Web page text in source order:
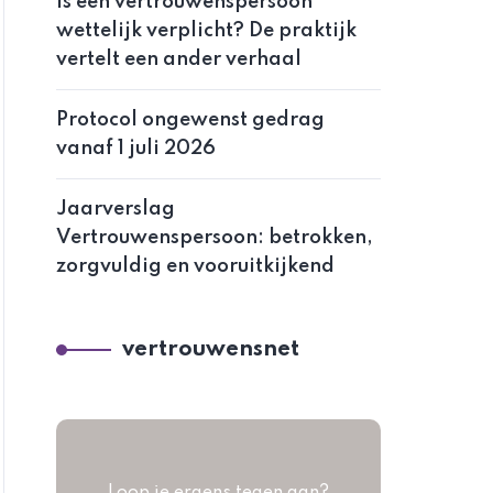
wettelijk verplicht? De praktijk
vertelt een ander verhaal
Protocol ongewenst gedrag
vanaf 1 juli 2026
Jaarverslag
Vertrouwenspersoon: betrokken,
zorgvuldig en vooruitkijkend
vertrouwensnet